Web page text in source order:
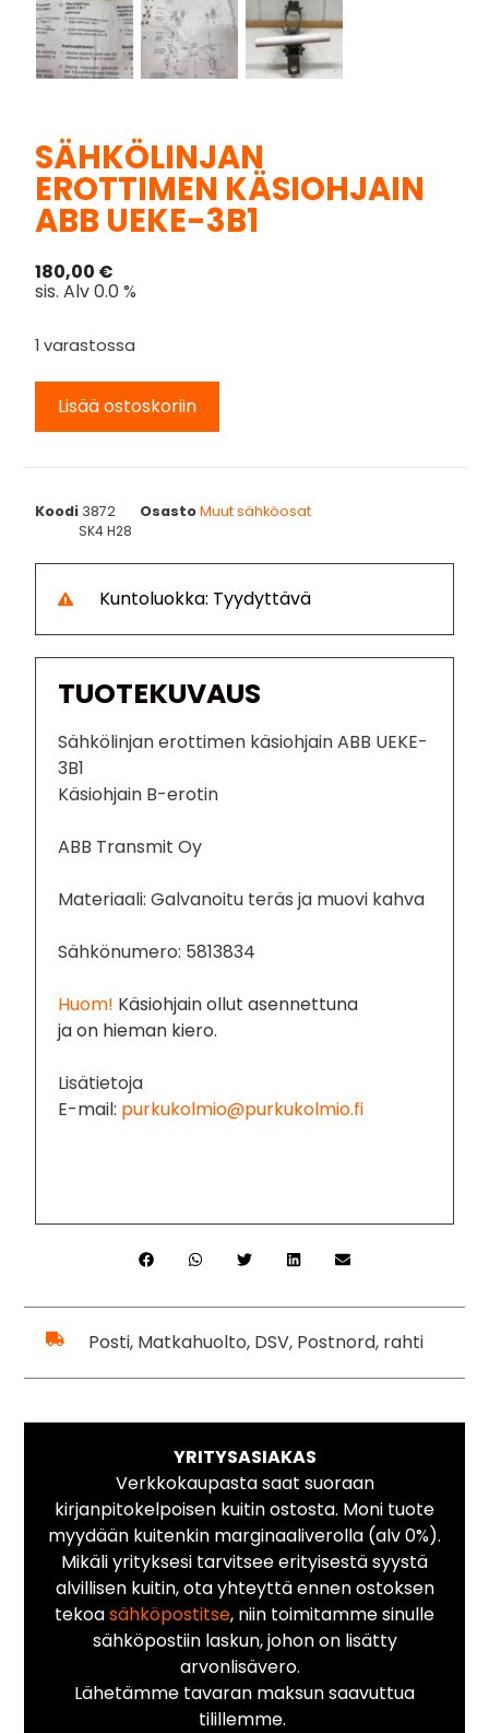
SÄHKÖLINJAN
EROTTIMEN KÄSIOHJAIN
ABB UEKE-3B1
180,00 €
sis. Alv 0.0 %
1 varastossa
Lisää ostoskoriin
Koodi 3872 OsastoMuut sähköosat
SK4 H28
Kuntoluokka: Tyydyttävä
TUOTEKUVAUS
Sähkölinjan erottimen käsiohjain ABB UEKE-
3B1
Käsiohjain B-erotin
ABB Transmit Oy
Materiaali: Galvanoitu teräs ja muovi kahva
Sähkönumero: 5813834
Huom! Käsiohjain ollut asennettuna
ja on hieman kiero.
Lisätietoja
E-mail: purkukolmio@purkukolmio.fi
Posti, Matkahuolto, DSV, Postnord, rahti
YRITYSASIAKAS
Verkkokaupasta saat suoraan
kirjanpitokelpoisen kuitin ostosta. Moni tuote
myydään kuitenkin marginaaliverolla (alv 0%).
Mikäli yrityksesi tarvitsee erityisestä syystä
alvillisen kuitin, ota yhteyttä ennen ostoksen
tekoasähköpostitse, niin toimitamme sinulle
sähköpostiin laskun, johon on lisätty
arvonlisävero.
Lähetämme tavaran maksun saavuttua
tilillemme.